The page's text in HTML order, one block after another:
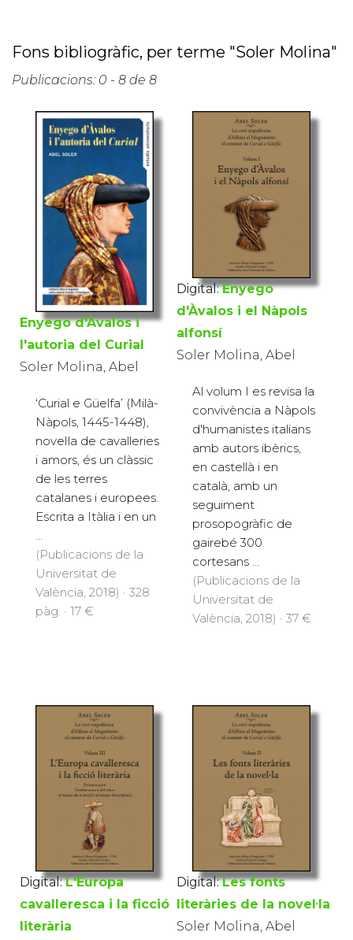
Fons bibliogràfic, per terme "Soler Molina"
Publicacions: 0 - 8 de 8
Enyego d'Àvalos i
l'autoria del Curial
Soler Molina, Abel
‘Curial e Güelfa’ (Milà-
Nàpols, 1445-1448),
novel·la de cavalleries
i amors, és un clàssic
de les terres
catalanes i europees.
Escrita a Itàlia i en un
...
(Publicacions de la
Universitat de
València, 2018) · 328
pàg. · 17 €
Digital: Enyego
d'Àvalos i el Nàpols
alfonsí
Soler Molina, Abel
Al volum I es revisa la
convivència a Nàpols
d'humanistes italians
amb autors ibèrics,
en castellà i en
català, amb un
seguiment
prosopogràfic de
gairebé 300
cortesans ...
(Publicacions de la
Universitat de
València, 2018) · 37 €
Digital: L'Europa
cavalleresca i la ficció
literària
Digital: Les fonts
literàries de la novel·la
Soler Molina, Abel